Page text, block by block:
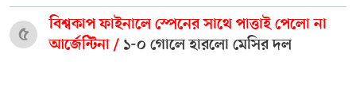
৫
বিশ্বকাপ ফাইনালে স্পেনের সাথে পাত্তাই পেলো না
আর্জেন্টিনা / ১-০ গোলে হারলো মেসির দল